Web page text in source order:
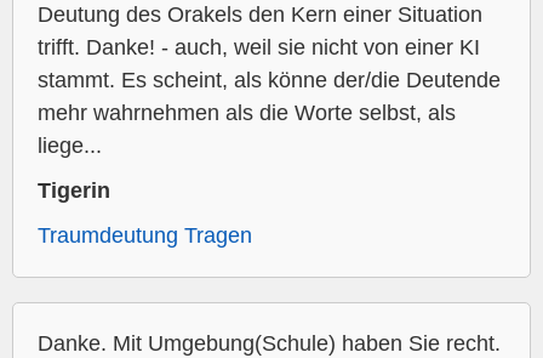
Deutung des Orakels den Kern einer Situation
trifft. Danke! - auch, weil sie nicht von einer KI
stammt. Es scheint, als könne der/die Deutende
mehr wahrnehmen als die Worte selbst, als
liege...
Tigerin
Traumdeutung Tragen
Danke. Mit Umgebung(Schule) haben Sie recht.